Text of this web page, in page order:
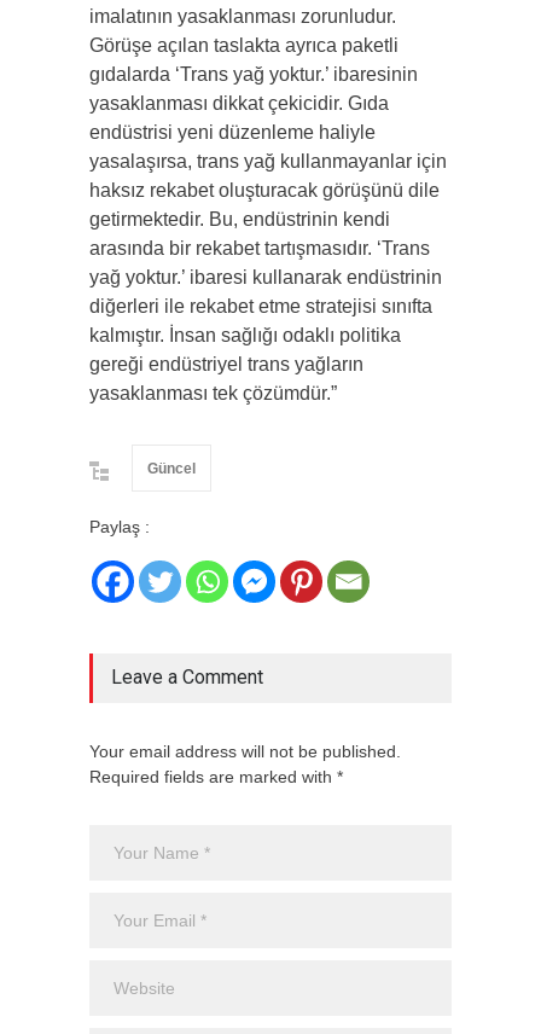
imalatının yasaklanması zorunludur.
Görüşe açılan taslakta ayrıca paketli
gıdalarda ‘Trans yağ yoktur.’ ibaresinin
yasaklanması dikkat çekicidir. Gıda
endüstrisi yeni düzenleme haliyle
yasalaşırsa, trans yağ kullanmayanlar için
haksız rekabet oluşturacak görüşünü dile
getirmektedir. Bu, endüstrinin kendi
arasında bir rekabet tartışmasıdır. ‘Trans
yağ yoktur.’ ibaresi kullanarak endüstrinin
diğerleri ile rekabet etme stratejisi sınıfta
kalmıştır. İnsan sağlığı odaklı politika
gereği endüstriyel trans yağların
yasaklanması tek çözümdür.”
Güncel
Paylaş :
Leave a Comment
Your email address will not be published.
Required fields are marked with *